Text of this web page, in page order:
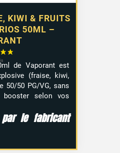
KIWI & FRUITS
50ML –
de Vaporant est
(fraise, kiwi,
50/50 PG/VG, sans
booster selon vos
le fabricant